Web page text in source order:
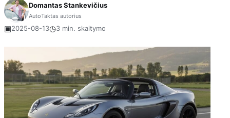
Domantas Stankevičius
AutoTaktas autorius
▣2025-08-13◷3 min. skaitymo